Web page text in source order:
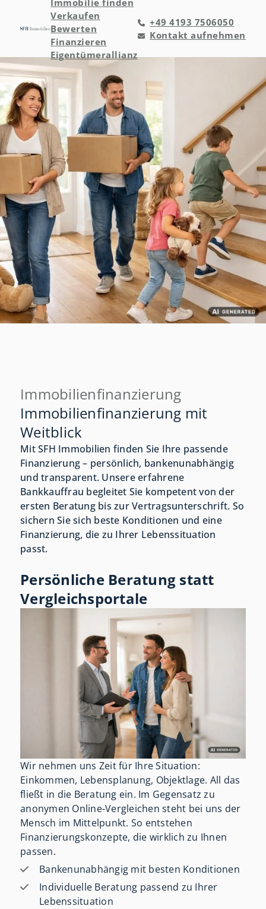
Immobilie finden
Verkaufen
Bewerten
Finanzieren
Eigentümerallianz
+49 4193 7506050
Kontakt aufnehmen
Immobilienfinanzierung
Immobilienfinanzierung mit
Weitblick
Mit SFH Immobilien finden Sie Ihre passende
Finanzierung – persönlich, bankenunabhängig
und transparent. Unsere erfahrene
Bankkauffrau begleitet Sie kompetent von der
ersten Beratung bis zur Vertragsunterschrift. So
sichern Sie sich beste Konditionen und eine
Finanzierung, die zu Ihrer Lebenssituation
passt.
Persönliche Beratung statt
Vergleichsportale
Wir nehmen uns Zeit für Ihre Situation:
Einkommen, Lebensplanung, Objektlage. All das
fließt in die Beratung ein. Im Gegensatz zu
anonymen Online-Vergleichen steht bei uns der
Mensch im Mittelpunkt. So entstehen
Finanzierungskonzepte, die wirklich zu Ihnen
passen.
Bankenunabhängig mit besten Konditionen
Individuelle Beratung passend zu Ihrer
Lebenssituation